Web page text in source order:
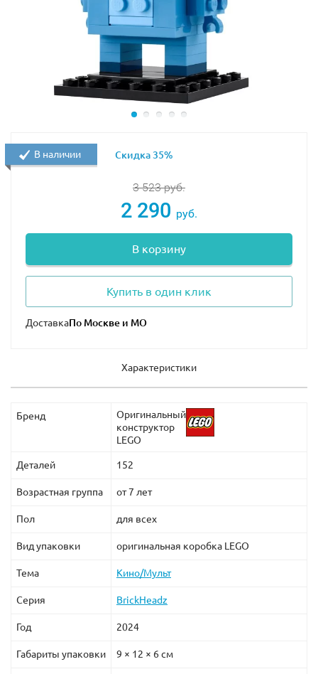
3 523руб.
2 290 руб.
В корзину
Купить в один клик
Доставка
В наличии Скидка 35%
Характеристики
Бренд
Оригинальный
конструктор
LEGO
Деталей 152
Возрастная группа от 7 лет
Пол для всех
Вид упаковки оригинальная коробка LEGO
Тема Кино/Мульт
Серия BrickHeadz
Год 2024
Габариты упаковки 9 × 12 × 6 см